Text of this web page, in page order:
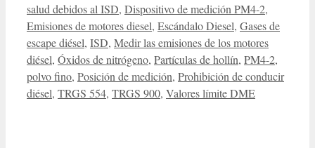
salud debidos al ISD, Dispositivo de medición PM4-2,
Emisiones de motores diesel, Escándalo Diesel, Gases de
escape diésel, ISD, Medir las emisiones de los motores
diésel, Óxidos de nitrógeno, Partículas de hollín, PM4-2,
polvo fino, Posición de medición, Prohibición de conducir
diésel, TRGS 554, TRGS 900, Valores límite DME